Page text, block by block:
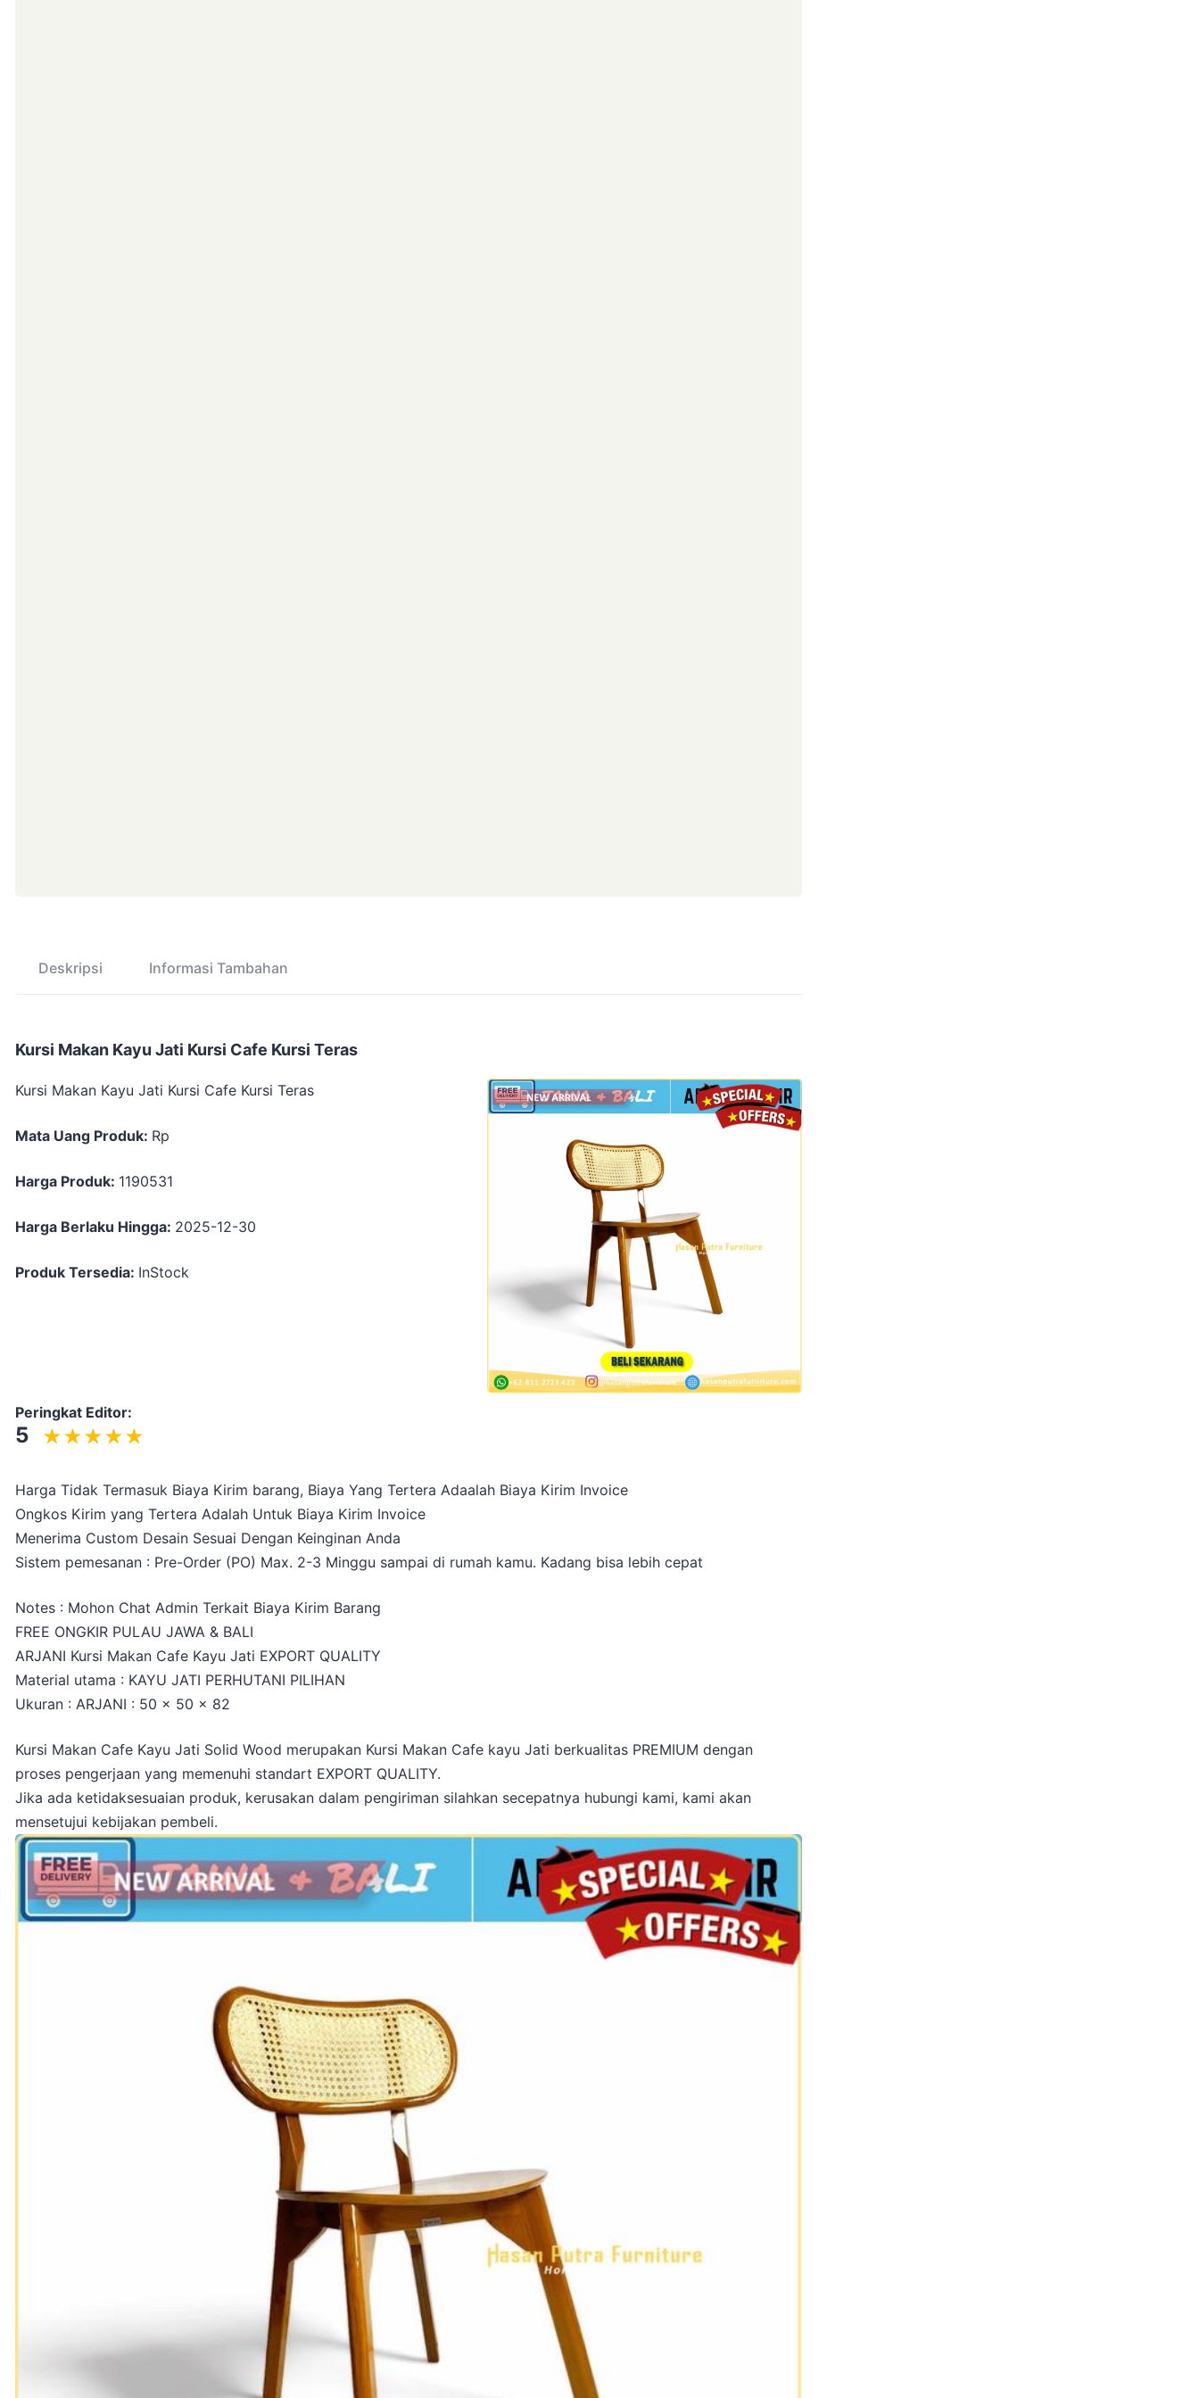
Deskripsi Informasi Tambahan
Kursi Makan Kayu Jati Kursi Cafe Kursi Teras
Kursi Makan Kayu Jati Kursi Cafe Kursi Teras
Mata Uang Produk: Rp
Harga Produk: 1190531
Harga Berlaku Hingga: 2025-12-30
Produk Tersedia: InStock
Peringkat Editor:
5
Harga Tidak Termasuk Biaya Kirim barang, Biaya Yang Tertera Adaalah Biaya Kirim Invoice
Ongkos Kirim yang Tertera Adalah Untuk Biaya Kirim Invoice
Menerima Custom Desain Sesuai Dengan Keinginan Anda
Sistem pemesanan : Pre-Order (PO) Max. 2-3 Minggu sampai di rumah kamu. Kadang bisa lebih cepat
Notes : Mohon Chat Admin Terkait Biaya Kirim Barang
FREE ONGKIR PULAU JAWA & BALI
ARJANI Kursi Makan Cafe Kayu Jati EXPORT QUALITY
Material utama : KAYU JATI PERHUTANI PILIHAN
Ukuran : ARJANI : 50 x 50 x 82
Kursi Makan Cafe Kayu Jati Solid Wood merupakan Kursi Makan Cafe kayu Jati berkualitas PREMIUM dengan
proses pengerjaan yang memenuhi standart EXPORT QUALITY.
Jika ada ketidaksesuaian produk, kerusakan dalam pengiriman silahkan secepatnya hubungi kami, kami akan
mensetujui kebijakan pembeli.